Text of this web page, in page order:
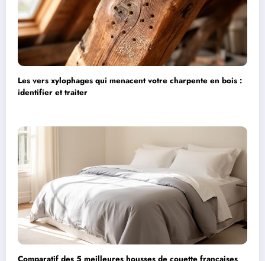
Les vers xylophages qui menacent votre charpente en bois :
identifier et traiter